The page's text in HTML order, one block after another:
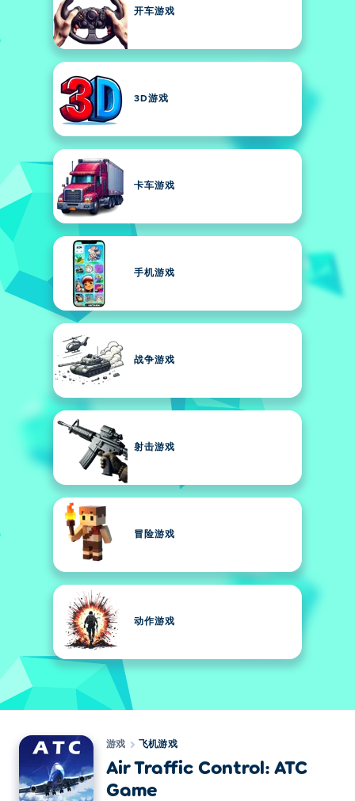
开车游戏
3D游戏
卡车游戏
手机游戏
战争游戏
射击游戏
冒险游戏
动作游戏
游戏 飞机游戏
Air Traffic Control: ATC
Game